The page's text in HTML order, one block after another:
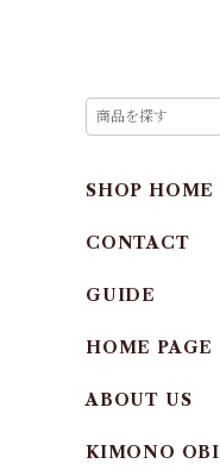
SHOP HOME
CONTACT
GUIDE
HOME PAGE
ABOUT US
KIMONO